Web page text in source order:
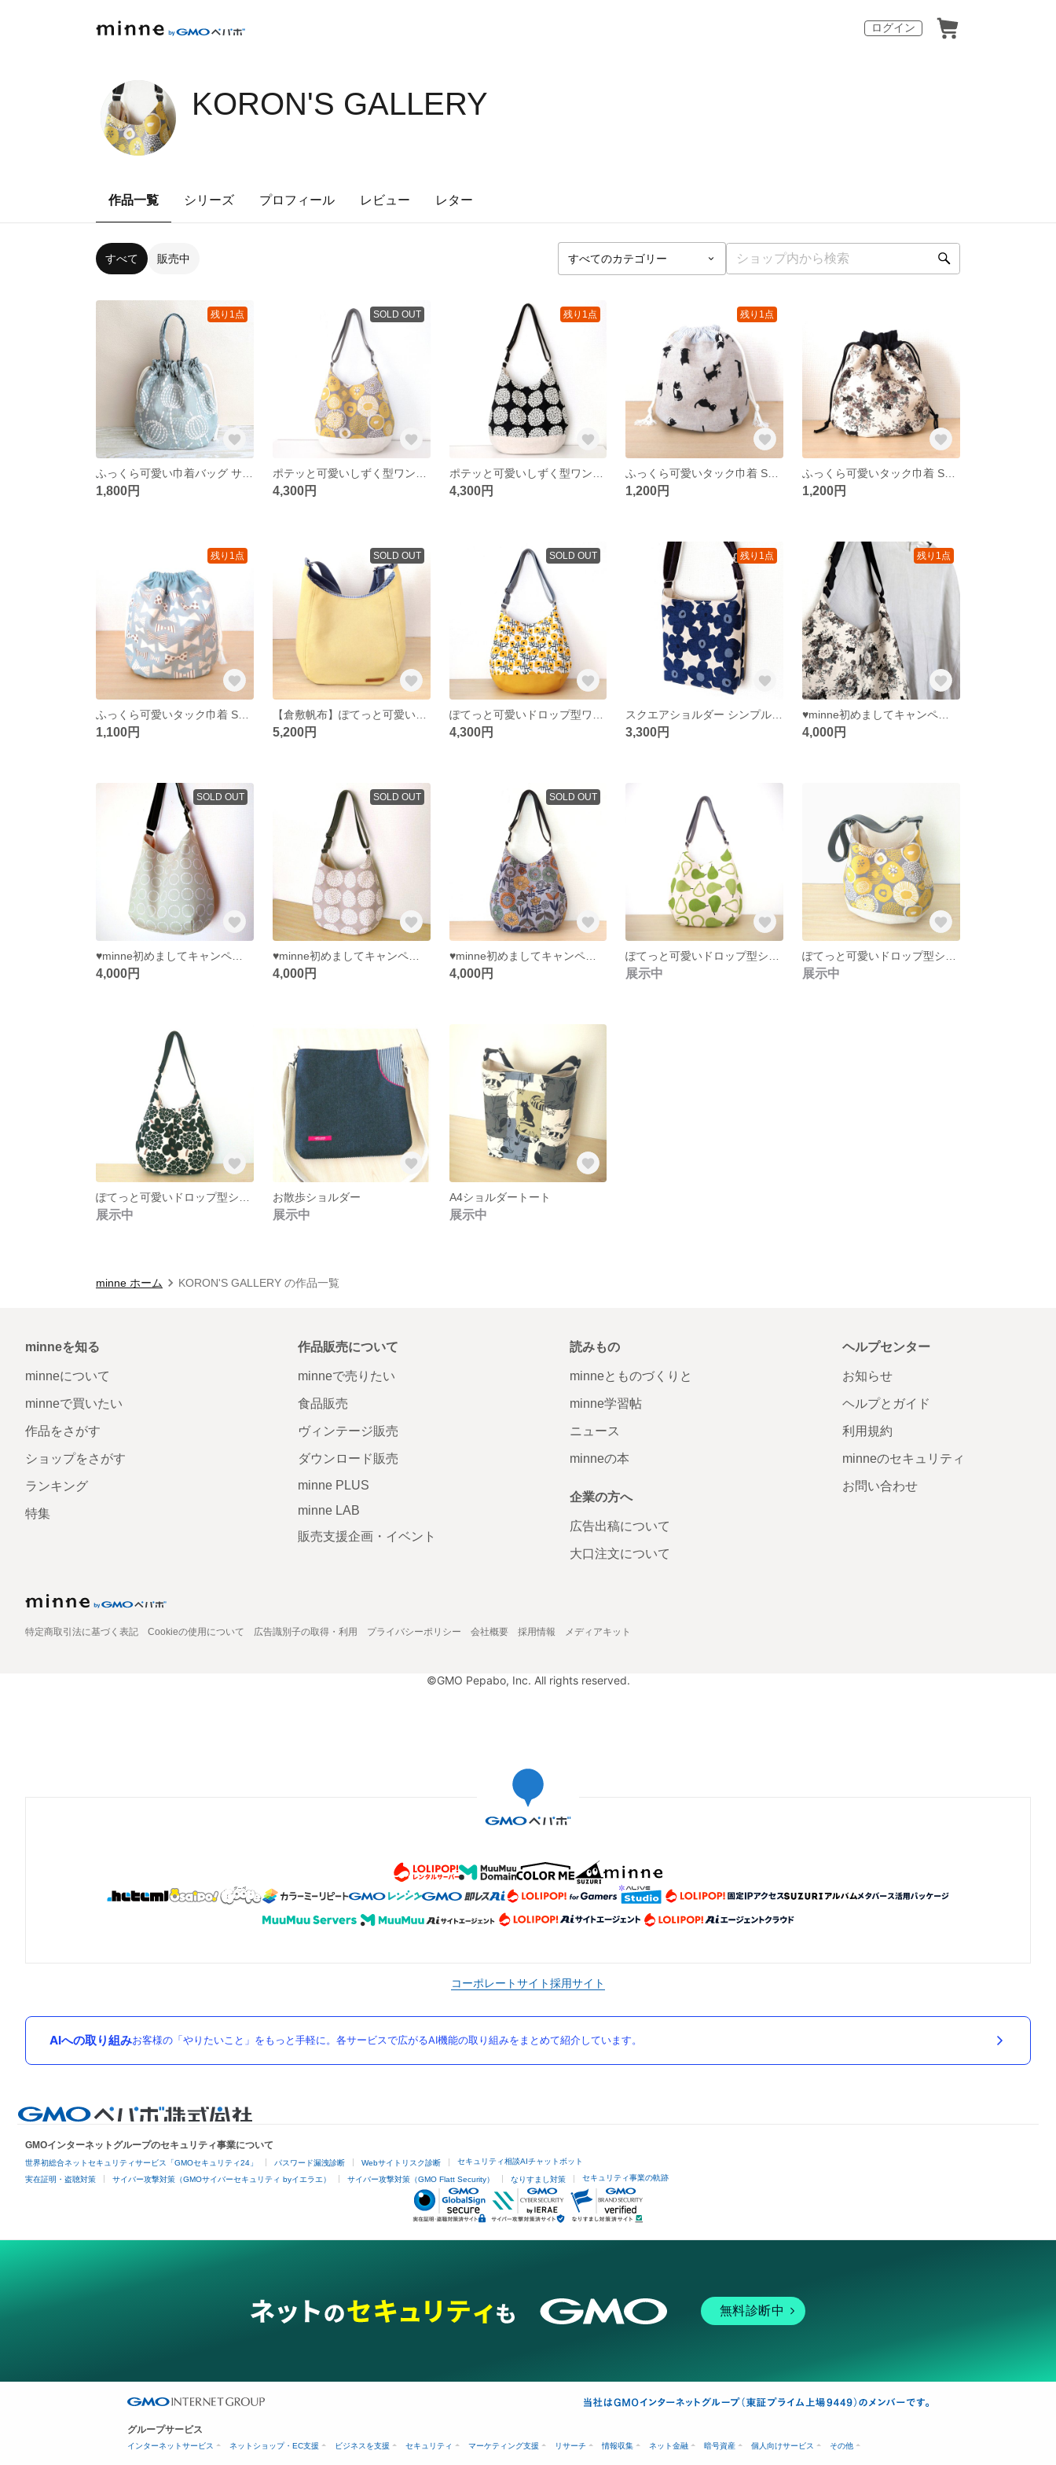
ログイン
KORON'S GALLERY
作品一覧 シリーズ プロフィール レビュー レター
すべて 販売中
残り1点
1,800円
SOLD OUT
4,300円
残り1点
4,300円
残り1点
1,200円 1,200円
残り1点
1,100円
SOLD OUT
5,200円
SOLD OUT
4,300円
残り1点
3,300円
残り1点
4,000円
SOLD OUT
4,000円
SOLD OUT
♥minne初めましてキャンペーン実施中♥ ぽてっと可愛いドロップ型ワンショルダー／サークルフラワー（グレージュ）
4,000円
SOLD OUT
♥minne初めましてキャンペーン実施中♥ ぽてっと可愛いドロップ型ワンショルダー／ノルディコガーデン〈グレー〉
4,000円 展示中 展示中
展示中
お散歩ショルダー
展示中
A4ショルダートート
展示中
minne ホーム KORON'S GALLERY の作品一覧
minneを知る
minneについて
minneで買いたい
作品をさがす
ショップをさがす
ランキング
特集
作品販売について
minneで売りたい
食品販売
ヴィンテージ販売
ダウンロード販売
minne PLUS
minne LAB
販売支援企画・イベント
読みもの
minneとものづくりと
minne学習帖
ニュース
minneの本
企業の方へ
広告出稿について
大口注文について
ヘルプセンター
お知らせ
ヘルプとガイド
利用規約
minneのセキュリティ
お問い合わせ
特定商取引法に基づく表記 Cookieの使用について 広告識別子の取得・利用 プライバシーポリシー 会社概要 採用情報 メディアキット
©GMO Pepabo, Inc. All rights reserved.
コーポレートサイト採用サイト
AIへの取り組みお客様の「やりたいこと」をもっと手軽に。各サービスで広がるAI機能の取り組みをまとめて紹介しています。
GMOインターネットグループのセキュリティ事業について
世界初総合ネットセキュリティサービス「GMOセキュリティ24」 パスワード漏洩診断 Webサイトリスク診断 セキュリティ相談AIチャットボット
実在証明・盗聴対策 サイバー攻撃対策（GMOサイバーセキュリティ byイエラエ） サイバー攻撃対策（GMO Flatt Security） なりすまし対策 セキュリティ事業の軌跡
無料診断中
グループサービス
インターネットサービス ネットショップ・EC支援 ビジネスを支援 セキュリティ マーケティング支援 リサーチ 情報収集 ネット金融 暗号資産 個人向けサービス その他